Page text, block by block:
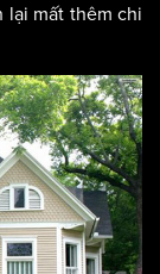
lại mất thêm chi